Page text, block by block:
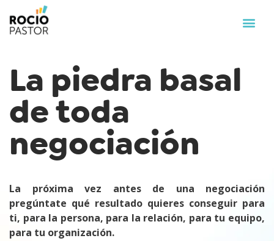
La piedra basal
de toda
negociación
La próxima vez antes de una negociación
pregúntate qué resultado quieres conseguir para
ti, para la persona, para la relación, para tu equipo,
para tu organización.